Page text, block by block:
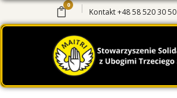
Kontakt+48 58 520 30 50
0